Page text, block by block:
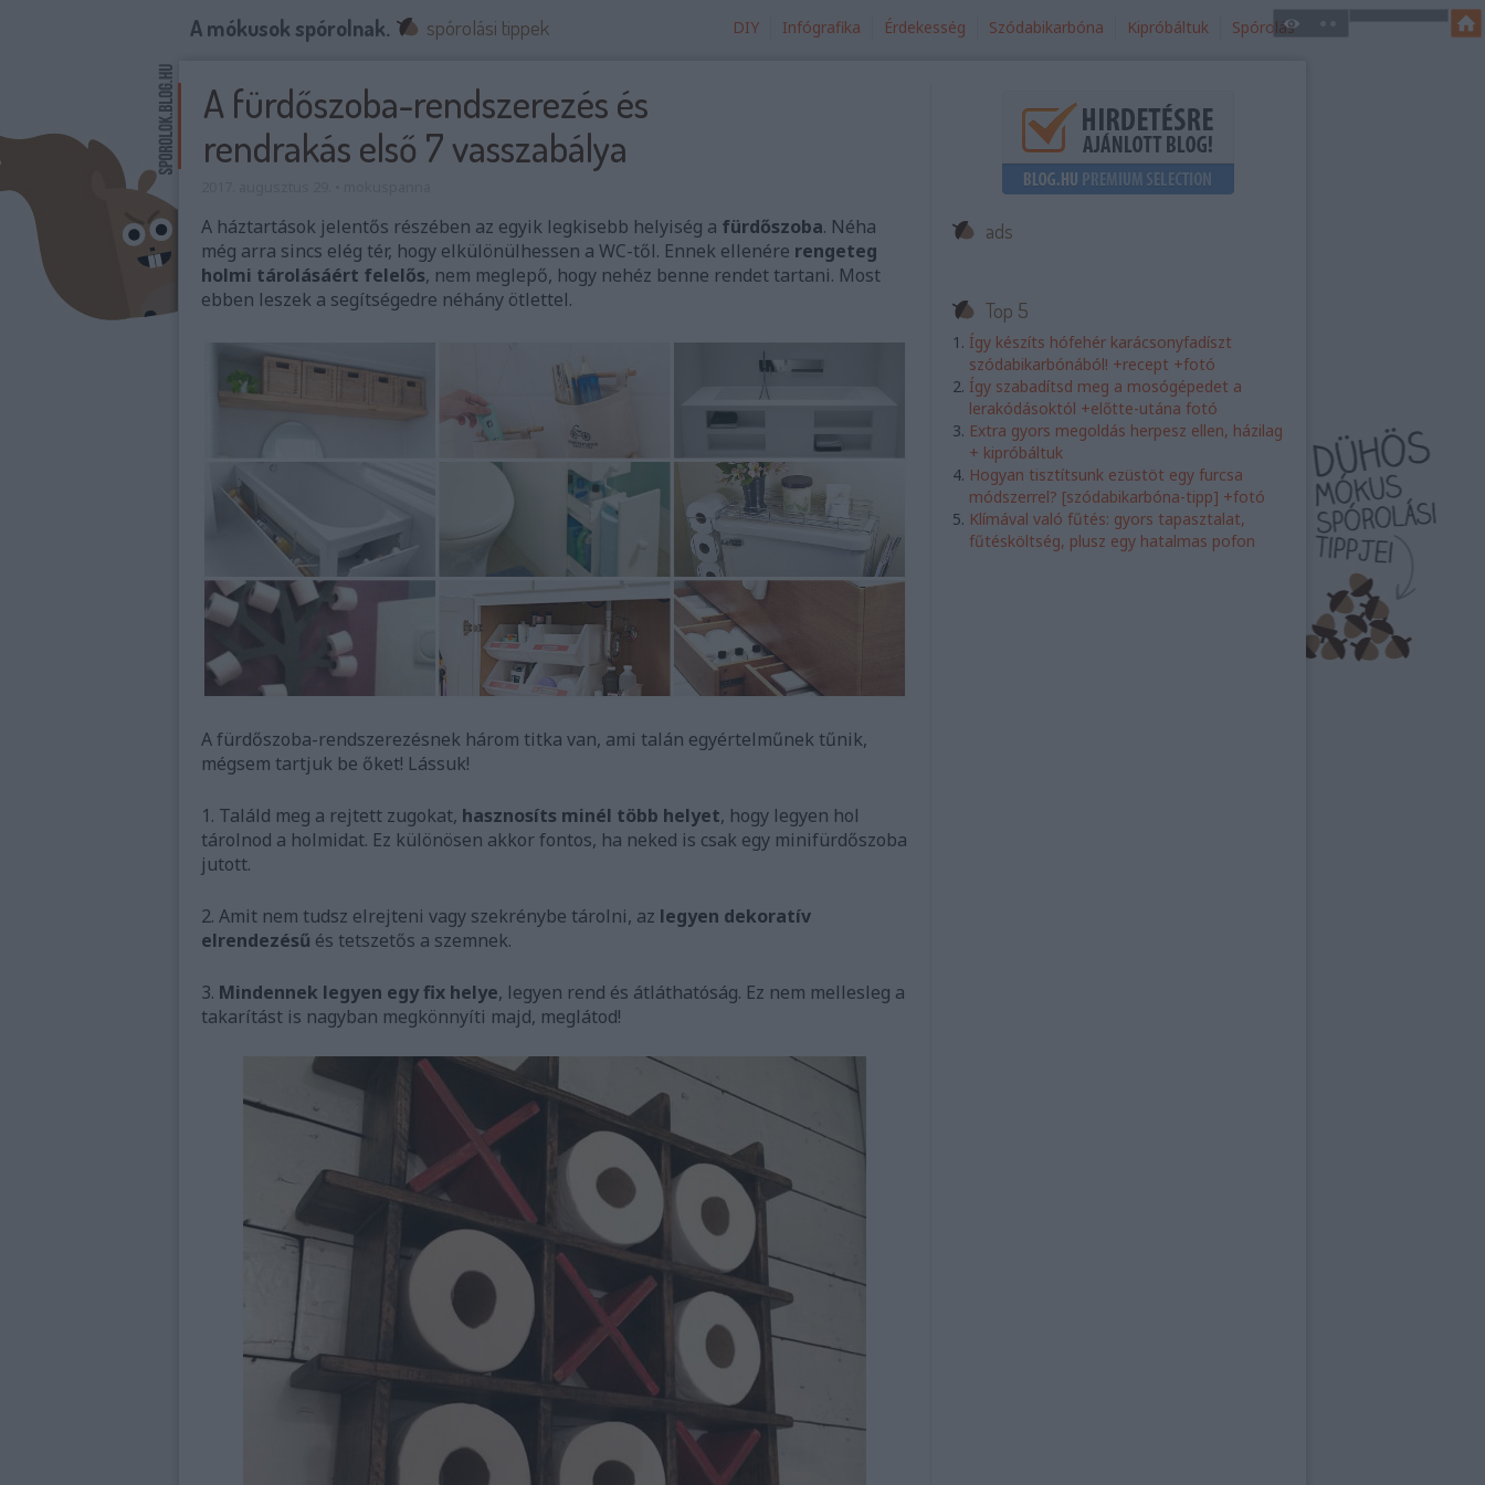
A mókusok spórolnak. spórolási tippek DIY Infógrafika Érdekesség Szódabikarbóna Kipróbáltuk Spórolás
A fürdőszoba-rendszerezés és
rendrakás első 7 vasszabálya
A háztartások jelentős részében az egyik legkisebb helyiség a fürdőszoba. Néha
még arra sincs elég tér, hogy elkülönülhessen a WC-től. Ennek ellenére rengeteg
holmi tárolásáért felelős, nem meglepő, hogy nehéz benne rendet tartani. Most
ebben leszek a segítségedre néhány ötlettel.
A fürdőszoba-rendszerezésnek három titka van, ami talán egyértelműnek tűnik,
mégsem tartjuk be őket! Lássuk!
1. Találd meg a rejtett zugokat, hasznosíts minél több helyet, hogy legyen hol
tárolnod a holmidat. Ez különösen akkor fontos, ha neked is csak egy minifürdőszoba
jutott.
2. Amit nem tudsz elrejteni vagy szekrénybe tárolni, az legyen dekoratív
elrendezésű és tetszetős a szemnek.
3. Mindennek legyen egy fix helye, legyen rend és átláthatóság. Ez nem mellesleg a
takarítást is nagyban megkönnyíti majd, meglátod!
ads
Top 5
Így készíts hófehér karácsonyfadíszt
szódabikarbónából! +recept +fotó
Így szabadítsd meg a mosógépedet a
lerakódásoktól +előtte-utána fotó
Extra gyors megoldás herpesz ellen, házilag
+ kipróbáltuk
Hogyan tisztítsunk ezüstöt egy furcsa
módszerrel? [szódabikarbóna-tipp] +fotó
Klímával való fűtés: gyors tapasztalat,
fűtésköltség, plusz egy hatalmas pofon